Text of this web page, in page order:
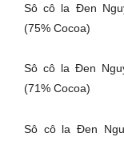
Sô cô la Đen
(75% Cocoa)
Sô cô la Đen
(71% Cocoa)
Sô cô la Đen